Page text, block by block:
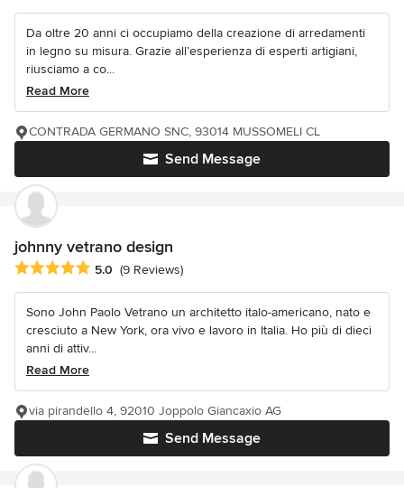
Da oltre 20 anni ci occupiamo della creazione di arredamenti
in legno su misura. Grazie all’esperienza di esperti artigiani,
riusciamo a co...
Read More
Send Message
CONTRADA GERMANO SNC, 93014 MUSSOMELI CL
johnny vetrano design
Average rating: 5 out of 5 stars
5.0 (9 Reviews)
Sono John Paolo Vetrano un architetto italo-americano, nato e
cresciuto a New York, ora vivo e lavoro in Italia. Ho più di dieci
anni di attiv...
Read More
Send Message
via pirandello 4, 92010 Joppolo Giancaxio AG